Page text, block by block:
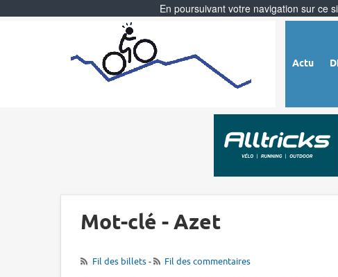
Actu
Mot-clé - Azet
Fil des billets- Fil des commentaires
En poursuivant votre navigation sur ce